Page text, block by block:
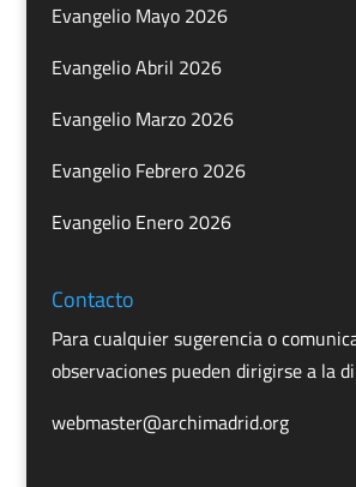
Evangelio Mayo 2026
Evangelio Abril 2026
Evangelio Marzo 2026
Evangelio Febrero 2026
Evangelio Enero 2026
Contacto
Para cualquier sugerencia o
observaciones pueden dirigirse a la
webmaster@archimadrid.org